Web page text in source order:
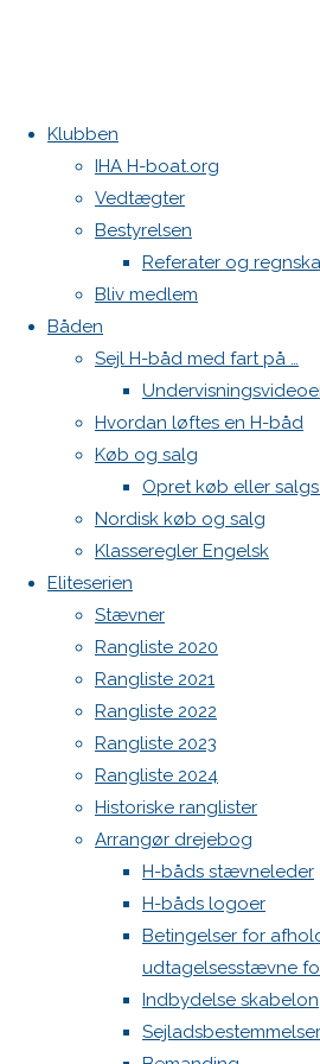
Klubben
IHA H-boat.org
Vedtægter
Bestyrelsen
Referater og
Bliv medlem
Båden
Sejl H-båd med fart på …
Hvordan løftes en H-båd
Køb og salg
Opret køb eller
Nordisk køb og salg
Klasseregler Engelsk
Eliteserien
Stævner
Rangliste 2020
Rangliste 2021
Rangliste 2022
Rangliste 2023
Rangliste 2024
Historiske ranglister
Arrangør drejebog
H-båds stævneleder
H-båds logoer
Betingelser for
udtagelsesstævne
Indbydelse skabelon
Home
Teams
DEN 533 JoCa
DEN 619
DEN
586
september
DEN
Besætning
Kontakt
Danske H-bådssejlere
Klubben: klubben@H-båd.dk
kontakt
Find os på
Seneste på H-båd.dk
Sejl, spilerstrømpe og rullefok-
Høj Jensen fokke til salg
Spilerstage/Spinlock jollevest xl
North MH-6 fok i fin kapsejlads-
Admin
Log ind
Indlægsfeed
Kommentarfeed
WordPress.org
Back